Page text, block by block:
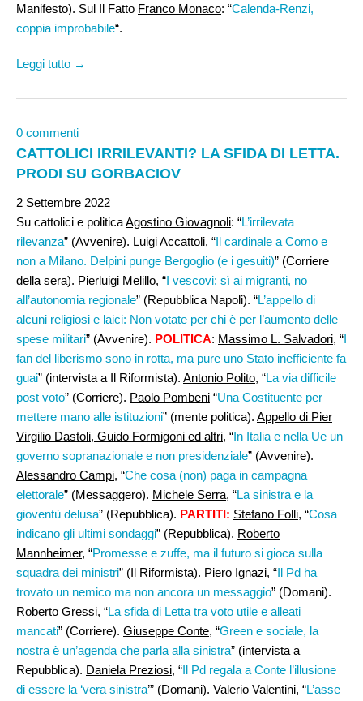
Manifesto). Sul Il Fatto Franco Monaco: “Calenda-Renzi,
coppia improbabile“.
Leggi tutto →
0 commenti
CATTOLICI IRRILEVANTI? LA SFIDA DI LETTA.
PRODI SU GORBACIOV
2 Settembre 2022
Su cattolici e politicaAgostino Giovagnoli: “L’irrilevata
rilevanza” (Avvenire). Luigi Accattoli, “Il cardinale a Como e
non a Milano. Delpini punge Bergoglio (e i gesuiti)” (Corriere
della sera). Pierluigi Melillo, “I vescovi: sì ai migranti, no
all’autonomia regionale” (Repubblica Napoli). “L’appello di
alcuni religiosi e laici: Non votate per chi è per l’aumento delle
spese militari” (Avvenire). POLITICA: Massimo L. Salvadori, “I
fan del liberismo sono in rotta, ma pure uno Stato inefficiente fa
guai” (intervista a Il Riformista). Antonio Polito, “La via difficile
post voto” (Corriere). Paolo Pombeni “Una Costituente per
mettere mano alle istituzioni” (mente politica). Appello di Pier
Virgilio Dastoli, Guido Formigoni ed altri, “In Italia e nella Ue un
governo sopranazionale e non presidenziale” (Avvenire).
Alessandro Campi, “Che cosa (non) paga in campagna
elettorale” (Messaggero). Michele Serra, “La sinistra e la
gioventù delusa” (Repubblica). PARTITI: Stefano Folli, “Cosa
indicano gli ultimi sondaggi” (Repubblica). Roberto
Mannheimer, “Promesse e zuffe, ma il futuro si gioca sulla
squadra dei ministri” (Il Riformista). Piero Ignazi, “Il Pd ha
trovato un nemico ma non ancora un messaggio” (Domani).
Roberto Gressi, “La sfida di Letta tra voto utile e alleati
mancati” (Corriere). Giuseppe Conte, “Green e sociale, la
nostra è un’agenda che parla alla sinistra” (intervista a
Repubblica). Daniela Preziosi, “Il Pd regala a Conte l’illusione
di essere la ‘vera sinistra’” (Domani). Valerio Valentini, “L’asse